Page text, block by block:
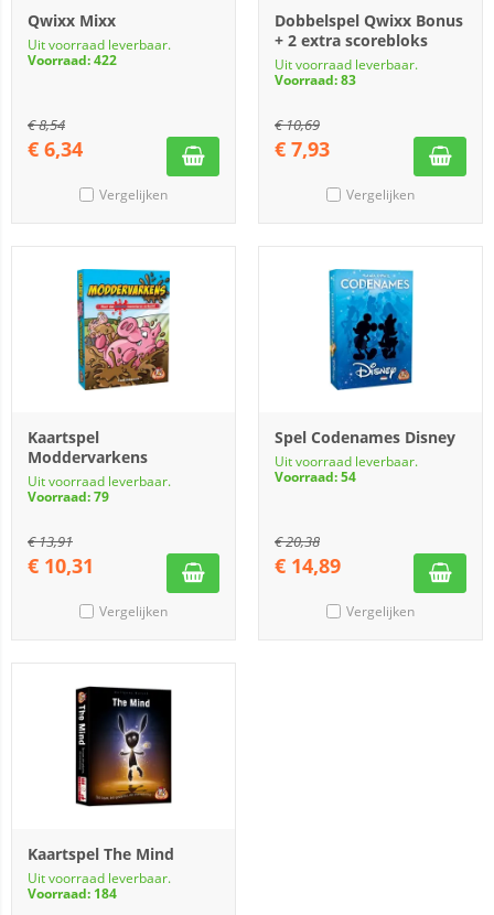
Qwixx Mixx
Uit voorraad leverbaar.
Voorraad: 422
€8,54
€ 6,34
Vergelijken
Dobbelspel Qwixx Bonus
+ 2 extra scorebloks
Uit voorraad leverbaar.
Voorraad: 83
€10,69
€ 7,93
Vergelijken
Kaartspel
Moddervarkens
Uit voorraad leverbaar.
Voorraad: 79
€13,91
€ 10,31
Vergelijken
Spel Codenames Disney
Uit voorraad leverbaar.
Voorraad: 54
€20,38
€ 14,89
Vergelijken
Kaartspel The Mind
Uit voorraad leverbaar.
Voorraad: 184